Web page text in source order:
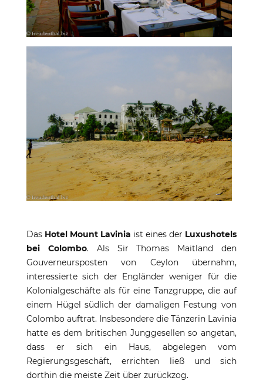
Das Hotel Mount Lavinia ist eines der Luxushotels
bei Colombo. Als Sir Thomas Maitland den
Gouverneursposten von Ceylon übernahm,
interessierte sich der Engländer weniger für die
Kolonialgeschäfte als für eine Tanzgruppe, die auf
einem Hügel südlich der damaligen Festung von
Colombo auftrat. Insbesondere die Tänzerin Lavinia
hatte es dem britischen Junggesellen so angetan,
dass er sich ein Haus, abgelegen vom
Regierungsgeschäft, errichten ließ und sich
dorthin die meiste Zeit über zurückzog.